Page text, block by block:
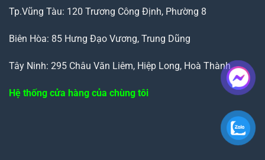
Tp.Vũng Tàu: 120 Trương Công Định, Phường 8
Biên Hòa: 85 Hưng Đạo Vương, Trung Dũng
Tây Ninh: 295 Châu Văn Liêm, Hiệp Long, Hoà Thành
Hệ thống cửa hàng của chùng tôi